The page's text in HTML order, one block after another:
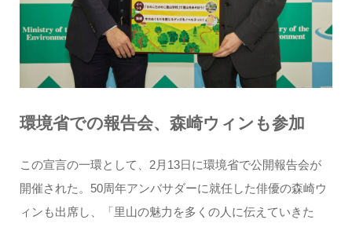
環境省での報告会、森崎ウィンも参加
この宣言の一環として、2月13日に環境省で公開報告会が
開催された。50周年アンバサダーに就任した俳優の森崎ウ
ィンも出席し、「里山の魅力を多くの人に伝えていきた